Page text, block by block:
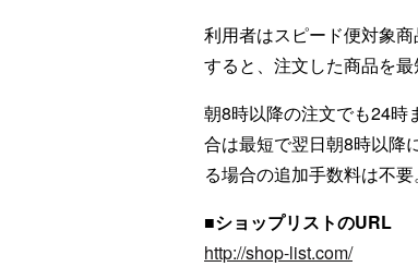
利用者はスピード便対象
すると、注文した商品を
朝8時以降の注文でも24時
合は最短で翌日朝8時以降
る場合の追加手数料は不要。
■ショップリストのURL
http://shop-list.com/